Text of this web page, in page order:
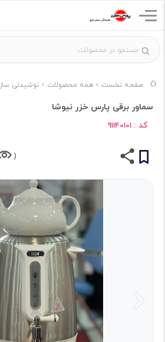
صفحه نخست همه محصولات نوشیدنی ساز
سماور برقی پارس خزر نیوشا
کد : 91140101
(